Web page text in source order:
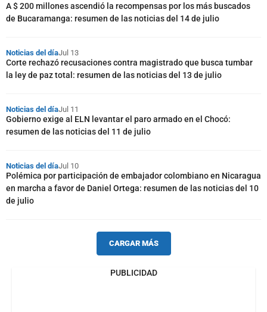
A $ 200 millones ascendió la recompensas por los más buscados
de Bucaramanga: resumen de las noticias del 14 de julio
Noticias del díaJul 13
Corte rechazó recusaciones contra magistrado que busca tumbar
la ley de paz total: resumen de las noticias del 13 de julio
Noticias del díaJul 11
Gobierno exige al ELN levantar el paro armado en el Chocó:
resumen de las noticias del 11 de julio
Noticias del díaJul 10
Polémica por participación de embajador colombiano en Nicaragua
en marcha a favor de Daniel Ortega: resumen de las noticias del 10
de julio
CARGAR MÁS
PUBLICIDAD